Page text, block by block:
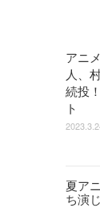
アニ
人、
続投
ト
夏ア
ち演